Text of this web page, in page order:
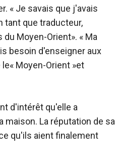
« Je savais que j'avais
tant que traducteur,
Moyen-Orient». « Ma
besoin d'enseigner aux
Moyen-Orient »et
d'intérêt qu'elle a
La réputation de sa
qu'ils aient finalement